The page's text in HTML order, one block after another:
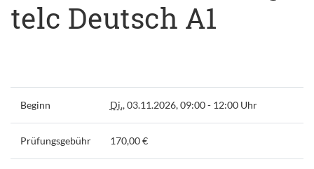
telc Deutsch A1
Beginn Di., 03.11.2026, 09:00 - 12:00 Uhr
Prüfungsgebühr 170,00 €